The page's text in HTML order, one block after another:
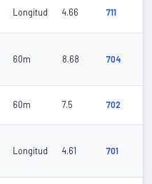
Longitud 4.66 711
60m 8.68 704
60m 7.5 702
Longitud 4.61 701